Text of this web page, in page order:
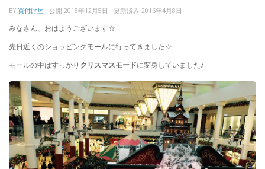
BY 買付け屋 · 公開 2015年12月5日 · 更新済み 2016年4月8日
みなさん、おはようございます☆
先日近くのショッピングモールに行ってきました☆
モールの中はすっかり クリスマスモードに変身していました♪